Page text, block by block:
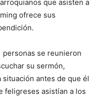
que asisten a
ofrece sus
personas se reunieron
su sermón,
antes de que él
feligreses asistían a los